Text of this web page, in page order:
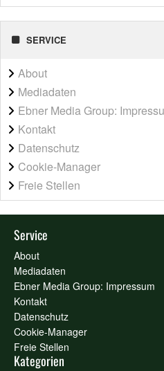
SERVICE
About
Mediadaten
Ebner Media Group:
Kontakt
Datenschutz
Cookie-Manager
Freie Stellen
Service
About
Mediadaten
Ebner Media Group: Impressum
Kontakt
Datenschutz
Cookie-Manager
Freie Stellen
Kategorien